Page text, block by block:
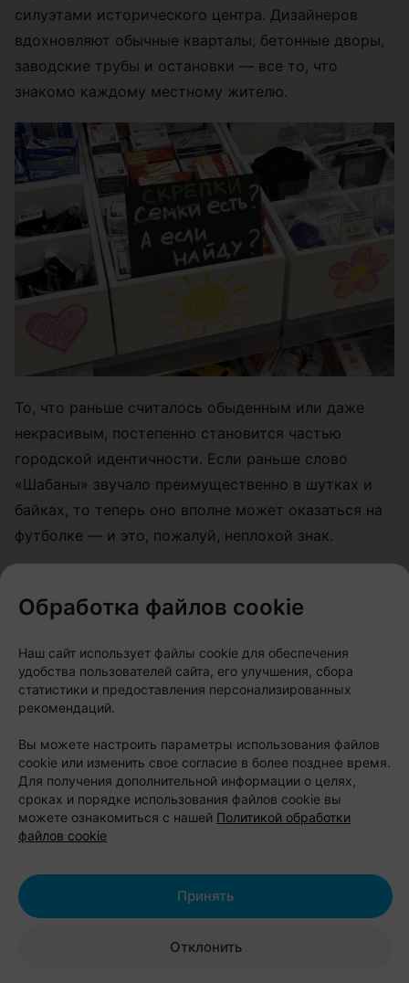
силуэтами исторического центра. Дизайнеров
вдохновляют обычные кварталы, бетонные дворы,
заводские трубы и остановки — все то, что
знакомо каждому местному жителю.
То, что раньше считалось обыденным или даже
некрасивым, постепенно становится частью
городской идентичности. Если раньше слово
«Шабаны» звучало преимущественно в шутках и
байках, то теперь оно вполне может оказаться на
футболке — и это, пожалуй, неплохой знак.
канале
Следите за нами в соцсетях
Обработка файлов cookie
Наш сайт использует файлы cookie для обеспечения
удобства пользователей сайта, его улучшения, сбора
статистики и предоставления персонализированных
рекомендаций.
Вы можете настроить параметры использования файлов
cookie или изменить свое согласие в более позднее время.
Для получения дополнительной информации о целях,
сроках и порядке использования файлов cookie вы
можете ознакомиться с нашей Политикой обработки
файлов cookie
Отклонить
Принять